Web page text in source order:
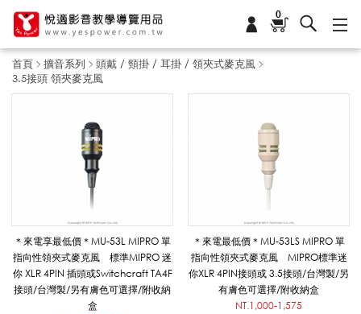
0
首頁 擴音系列
頭戴 / 頸掛 / 耳掛 / 領夾式麥克風
3.5接頭 領夾麥克風
5
接
＊來電享最低價＊MU-53L MIPRO 單
指向性領夾式麥克風 標準MIPRO 迷
你 XLR 4PIN 插頭或Switchcraft TA4F
接頭/台灣製/另有膚色可選擇/附收納
盒
＊來電最低價＊MU-53LS MIPRO 單
指向性領夾式麥克風 MIPRO標準迷
你XLR 4PIN接頭或 3.5接頭/台灣製/另
有膚色可選擇/附收納盒
NT.1,000-1,575